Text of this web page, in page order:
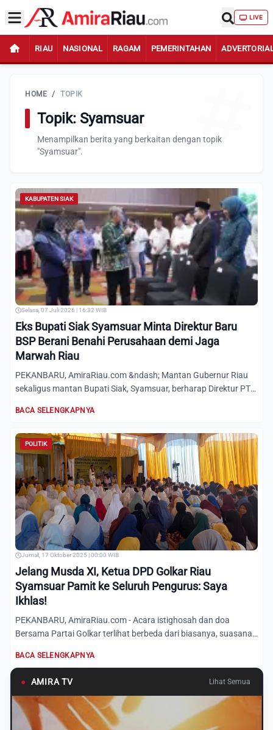
LIVE
RIAU NASIONAL RAGAM PEMERINTAHAN
HOME / TOPIK
Topik: Syamsuar
Menampilkan berita yang berkaitan dengan topik
"Syamsuar".
KABUPATEN SIAK
Selasa, 07 Juli 2026 | 16:32 WIB
Eks Bupati Siak Syamsuar Minta Direktur Baru
BSP Berani Benahi Perusahaan demi Jaga
Marwah Riau
PEKANBARU, AmiraRiau.com &ndash; Mantan Gubernur Riau
sekaligus mantan Bupati Siak, Syamsuar, berharap Direktur PT
BACA SELENGKAPNYA
POLITIK
Jumat, 17 Oktober 2025 | 00:00 WIB
Jelang Musda XI, Ketua DPD Golkar Riau
Syamsuar Pamit ke Seluruh Pengurus: Saya
Ikhlas!
PEKANBARU, AmiraRiau.com - Acara istighosah dan doa
Bersama Partai Golkar terlihat berbeda dari biasanya, suasana
BACA SELENGKAPNYA
● AMIRA TV Lihat Semua